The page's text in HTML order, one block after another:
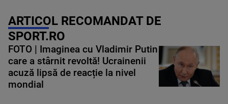
ARTICOL RECOMANDAT DE
SPORT.RO
FOTO | Imaginea cu Vladimir Putin
care a stârnit revoltă! Ucrainenii
acuză lipsă de reacție la nivel
mondial